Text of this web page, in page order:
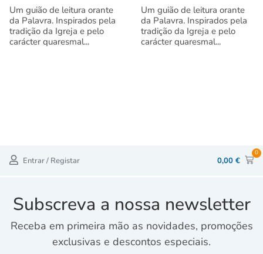
Um guião de leitura orante
da Palavra. Inspirados pela
tradição da Igreja e pelo
carácter quaresmal...
Um guião de leitura orante
da Palavra. Inspirados pela
tradição da Igreja e pelo
carácter quaresmal...
Entrar / Registar 0,00 €
0
Subscreva a nossa newsletter
Receba em primeira mão as novidades, promoções
exclusivas e descontos especiais.